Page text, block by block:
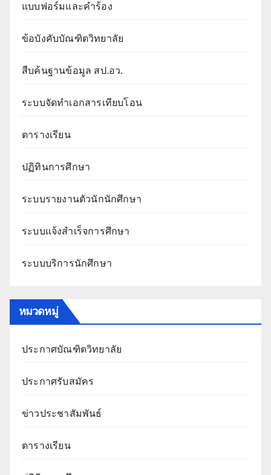
แบบฟอร์มและคำร้อง
ข้อบังคับบัณฑิตวิทยาลัย
สืบค้นฐานข้อมูล สป.อว.
ระบบจัดทำเอกสารเทียบโอน
ตารางเรียน
ปฏิทินการศึกษา
ระบบรายงานตัวนักนักศึกษา
ระบบแจ้งสำเร็จการศึกษา
ระบบบริการนักศึกษา
หมวดหมู่
ประกาศบัณฑิตวิทยาลัย
ประกาศรับสมัคร
ข่าวประชาสัมพันธ์
ตารางเรียน